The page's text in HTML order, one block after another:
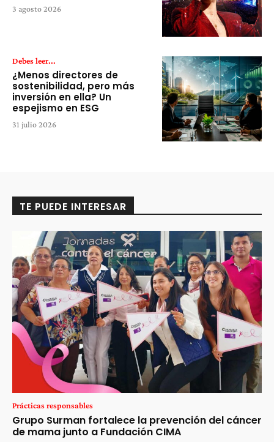
3 agosto 2026
Debes leer...
¿Menos directores de
sostenibilidad, pero más
inversión en ella? Un
espejismo en ESG
31 julio 2026
TE PUEDE INTERESAR
Prácticas responsables
Grupo Surman fortalece la prevención del cáncer
de mama junto a Fundación CIMA